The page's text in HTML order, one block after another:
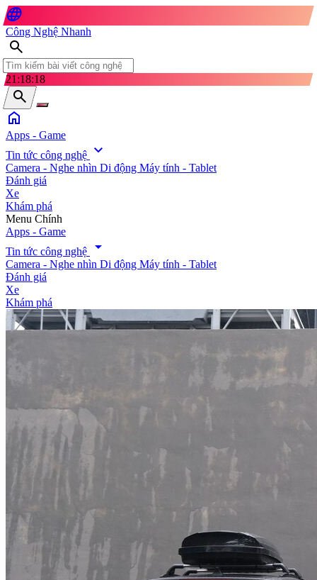
language
Công Nghệ Nhanh
search
21:18:19
search
home
Apps - Game
Tin tức công nghệ expand_more
Camera - Nghe nhìn Di động Máy tính - Tablet
Đánh giá
Xe
Khám phá
search
Menu Chính
Apps - Game
Tin tức công nghệ
arrow_drop_down
Camera - Nghe nhìn Di động Máy tính - Tablet
Đánh giá
Xe
Khám phá